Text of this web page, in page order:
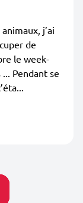
j’ai
de
le week-
Pendant se